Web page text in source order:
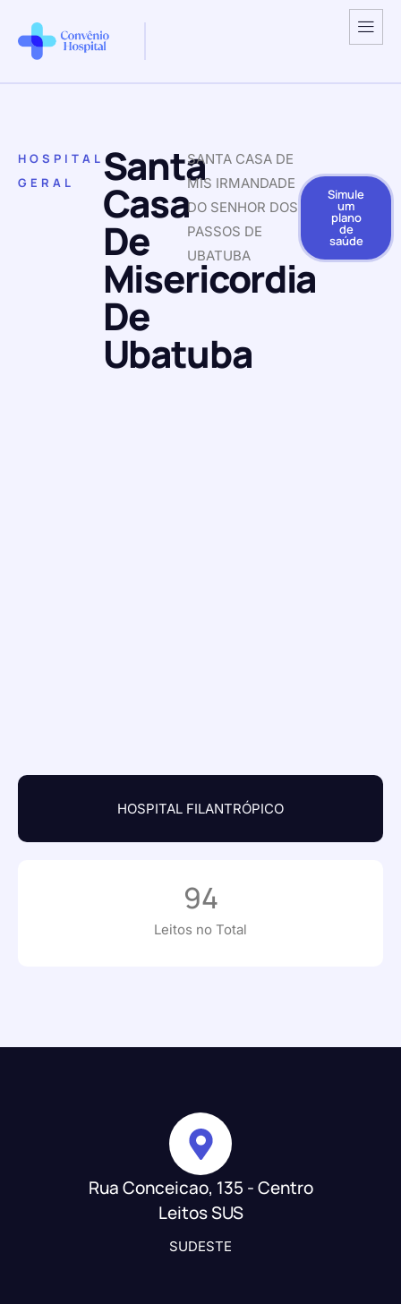
HOSPITAL
GERAL
Santa
Casa
De
Misericordia
De
Ubatuba
SANTA CASA DE
MIS IRMANDADE
DO SENHOR DOS
PASSOS DE
UBATUBA
Simule
um
plano
de
saúde
HOSPITAL FILANTRÓPICO
Leitos no Total
94
Rua Conceicao, 135 - Centro
Leitos SUS
SUDESTE